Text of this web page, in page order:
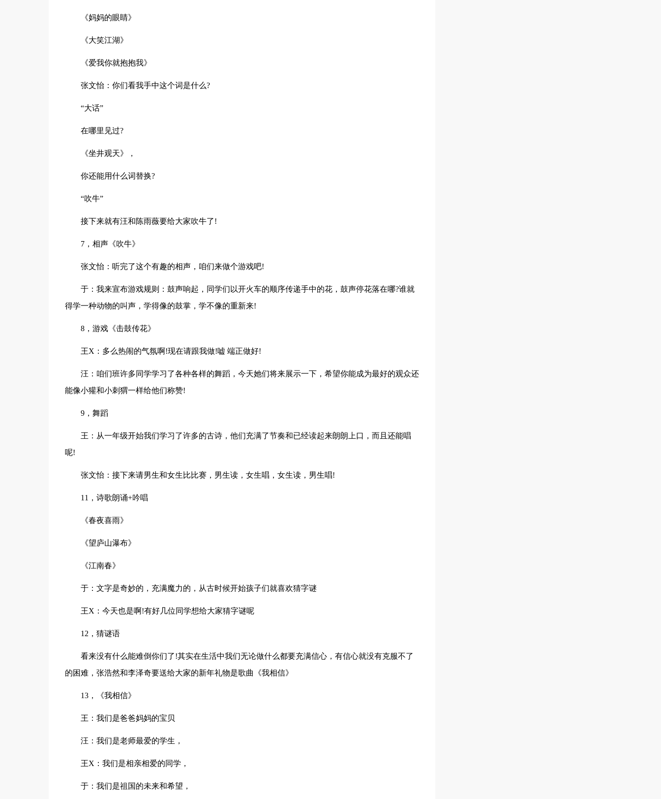
《妈妈的眼睛》
《大笑江湖》
《爱我你就抱抱我》
张文怡：你们看我手中这个词是什么?
“大话”
在哪里见过?
《坐井观天》，
你还能用什么词替换?
“吹牛”
接下来就有汪和陈雨薇要给大家吹牛了!
7，相声《吹牛》
张文怡：听完了这个有趣的相声，咱们来做个游戏吧!
于：我来宣布游戏规则：鼓声响起，同学们以开火车的顺序传递手中的花，鼓声停花落在哪?谁就
得学一种动物的叫声，学得像的鼓掌，学不像的重新来!
8，游戏《击鼓传花》
王X：多么热闹的气氛啊!现在请跟我做!嘘 端正做好!
汪：咱们班许多同学学习了各种各样的舞蹈，今天她们将来展示一下，希望你能成为最好的观众还
能像小獾和小刺猬一样给他们称赞!
9，舞蹈
王：从一年级开始我们学习了许多的古诗，他们充满了节奏和已经读起来朗朗上口，而且还能唱
呢!
张文怡：接下来请男生和女生比比赛，男生读，女生唱，女生读，男生唱!
11，诗歌朗诵+吟唱
《春夜喜雨》
《望庐山瀑布》
《江南春》
于：文字是奇妙的，充满魔力的，从古时候开始孩子们就喜欢猜字谜
王X：今天也是啊!有好几位同学想给大家猜字谜呢
12，猜谜语
看来没有什么能难倒你们了!其实在生活中我们无论做什么都要充满信心，有信心就没有克服不了
的困难，张浩然和李泽奇要送给大家的新年礼物是歌曲《我相信》
13，《我相信》
王：我们是爸爸妈妈的宝贝
汪：我们是老师最爱的学生，
王X：我们是相亲相爱的同学，
于：我们是祖国的未来和希望，